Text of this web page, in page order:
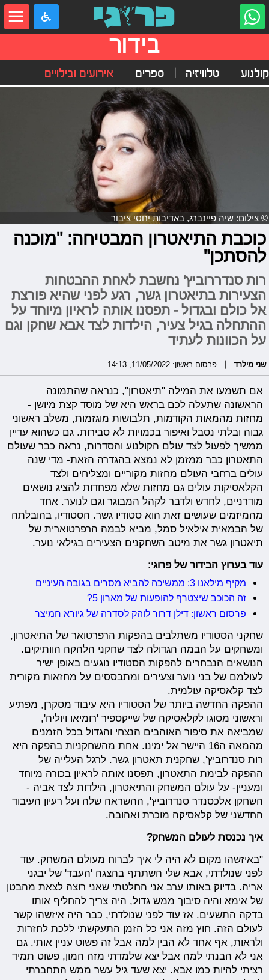
בידור
קולנוע טלוויזיה ספרים אירועים ובילויים
© צילום: שיה פיינברג, באדיבות יחסי ציבור
כוכבת התיאטרון המבטיחה: "מוכנה
להסתכן"
רות סנדררוביץ' נחשבת לאחת ההבטחות
הצעירות בתיאטרון גשר, רגע לפני שהיא פורצת
אל כולם ובגדול - תפסנו אותה לראיון מיוחד על
ההתחלה בגיל צעיר, הילדות לצד אבא שחקן וגם
על הכוונות לעתיד
שני מילרד פרסום ראשון: 11/05/2022, 14:13
אם תשמעו את המילה "תיאטרון", כנראה שהתמונה
הראשונה שתעלה לכם בראש היא של מוסד קצת מיושן -
מחזות מהמאות הקודמות, תלבושות מוגזמות, משלב ראשוני
גבוה ובלתי נסבל ואיפור בכמויות לא סבירות. גם כשהוא עדיין
ממשיך לפעול לצד עולם הקולנוע והסדרות, נראה כבר שעולם
התאטרון כבר ממזמן לא נמצא בהגדרה הזאת- מדי שנה
עולים ברחבי העולם מחזות מקוריים ומצליחים ולצד
הקלאסיקות עולים גם מחזות שלא מפחדות להציג נושאים
מודרניים, לחדש ולדבר לקהל המבוגר וגם לנוער. אחד
מהמיזמים שעושים זאת הוא סטודיו גשר. הסטודיו, בהובלתה
של הבמאית אילאיל סמל, מביא לבמה הרפרטוארית של
תיאטרון גשר את מיטב השחקנים הצעירים בגילאי נוער.
עוד בערוץ הבידור של פרוגי:
מקיף מילאנו 3: ממשיכה להביא מסרים בגובה העיניים
זה הכוכב שיצטרף להופעות של מארון 5?
פרסום ראשון: דילן דרור לוהק לסדרה של גיורא חמיצר
שחקני הסטודיו משתלבים בהפקות הרפרטואר של התיאטרון,
ומשחקים על הבמה הגדולה לצד שחקני הלהקה הוותיקים.
הנושאים הנבחרים להפקות הסטודיו נוגעים באופן ישיר
לעולמם של בני נוער וצעירים ומתבססים על מחזאות מקורית
לצד קלאסיקה עולמית.
ההפקה החדשה ביותר של הסטודיו היא עיבוד מסקרן, מפתיע
וראשוני מסוגו לקלאסיקה של שייקספיר 'רומיאו ויוליה',
שמביאה את סיפור האוהבים הנצחי והגדול בכל הזמנים
מהמאה ה16 היישר אל ימינו. אחת מהשחקניות בהפקה היא
רות סנדרוביץ', שחקנית תאטרון גשר. לרגל העלייה של
ההפקה לבימת התאטרון, תפסנו אותה לראיון בכורה מיוחד
ומעניין- על עולם המשחק והתיאטרון, הילדות לצד אביה -
השחקן אלכסנדר סנדרוביץ', ההשראה שלה ועל רעיון העיבוד
החדשני של קלאסיקה מוכרת ואהובה.
איך נכנסת לעולם המשחק?
"באיזשהו מקום לא היה לי איך לברוח מעולם המשחק. עוד
לפני שנולדתי, אבא שלי השתתף בהצגה 'העבד' של יבגני
אריה. בדיוק באותו ערב אני החלטתי שאני רוצה לצאת מהבטן
של אימא והיה סיבוך ממש גדול, היה צריך להחליף אותו
בדקה התשעים. אז עוד לפני שנולדתי, כבר היה איזשהו קשר
לעולם הזה. חוץ מזה אני כל הזמן התעקשתי ללכת לחזרות
ולראות, אף אחד לא הבין למה אבל זה פשוט עניין אותי. גם
אני לא הבנתי למה אבל יצא שלמדתי מזה המון, פשוט תמיד
רציתי להיות כמו אבא. יצא שעד גיל עשר ממש התחברתי